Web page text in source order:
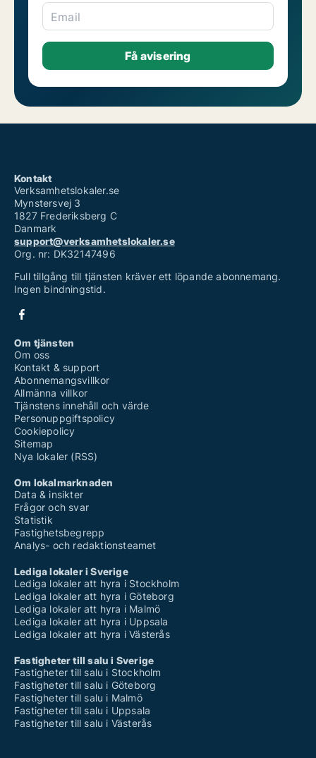
Email
Kontakt
Verksamhetslokaler.se
Mynstersvej 3
1827 Frederiksberg C
Danmark
support@verksamhetslokaler.se
Org. nr: DK32147496
Full tillgång till tjänsten kräver ett löpande abonnemang.
Ingen bindningstid.
Om tjänsten
Om oss
Kontakt & support
Abonnemangsvillkor
Allmänna villkor
Tjänstens innehåll och värde
Personuppgiftspolicy
Cookiepolicy
Sitemap
Nya lokaler (RSS)
Om lokalmarknaden
Data & insikter
Frågor och svar
Statistik
Fastighetsbegrepp
Analys- och redaktionsteamet
Lediga lokaler i Sverige
Lediga lokaler att hyra i Stockholm
Lediga lokaler att hyra i Göteborg
Lediga lokaler att hyra i Malmö
Lediga lokaler att hyra i Uppsala
Lediga lokaler att hyra i Västerås
Fastigheter till salu i Sverige
Fastigheter till salu i Stockholm
Fastigheter till salu i Göteborg
Fastigheter till salu i Malmö
Fastigheter till salu i Uppsala
Fastigheter till salu i Västerås